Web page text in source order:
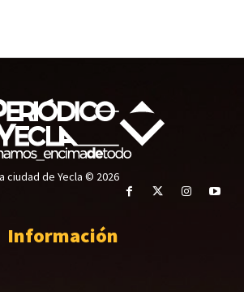
ciudad de Yecla © 2026
Información